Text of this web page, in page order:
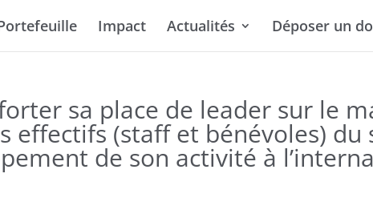
Impact Actualités Déposer un
sa place de leader sur le
effectifs (staff et bénévoles) du
de son activité à